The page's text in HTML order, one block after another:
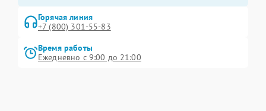
Горячая линия
+7 (800) 301-55-83
Время работы
Ежедневно с 9:00 до 21:00